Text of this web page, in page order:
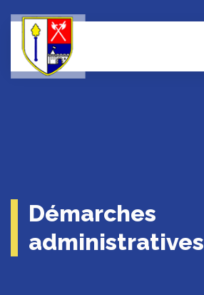
Démarches
administratives